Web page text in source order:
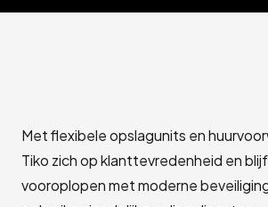
Met flexibele opslagunits en
Tiko zich op klanttevredenheid en
vooroplopen met moderne